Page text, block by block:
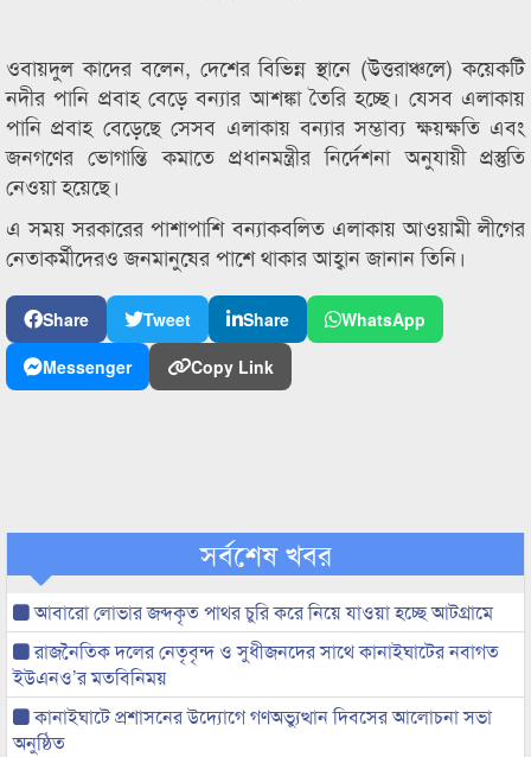
ওবায়দুল কাদের বলেন, দেশের বিভিন্ন স্থানে (উত্তরাঞ্চলে) কয়েকটি
নদীর পানি প্রবাহ বেড়ে বন্যার আশঙ্কা তৈরি হচ্ছে। যেসব এলাকায়
পানি প্রবাহ বেড়েছে সেসব এলাকায় বন্যার সম্ভাব্য ক্ষয়ক্ষতি এবং
জনগণের ভোগান্তি কমাতে প্রধানমন্ত্রীর নির্দেশনা অনুযায়ী প্রস্তুতি
নেওয়া হয়েছে।
এ সময় সরকারের পাশাপাশি বন্যাকবলিত এলাকায় আওয়ামী লীগের
নেতাকর্মীদেরও জনমানুষের পাশে থাকার আহ্বান জানান তিনি।
Share Tweet Share
WhatsApp
Messenger
Copy Link
সর্বশেষ খবর
আবারো লোভার জব্দকৃত পাথর চুরি করে নিয়ে যাওয়া হচ্ছে আটগ্রামে
রাজনৈতিক দলের নেতৃবৃন্দ ও সুধীজনদের সাথে কানাইঘাটের নবাগত
ইউএনও’র মতবিনিময়
কানাইঘাটে প্রশাসনের উদ্যোগে গণঅভ্যুত্থান দিবসের আলোচনা সভা
অনুষ্ঠিত